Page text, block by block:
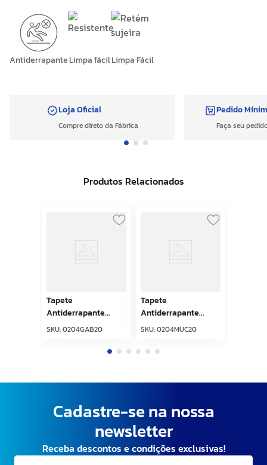
AntiderrapanteLimpa fácilLimpa Fácil
Loja Oficial
Compre direto da Fábrica
Pedido
Faça seu
Produtos Relacionados
Tapete
Antiderrapante
Tropical 43cm x
SKU:0204GAB20
Tapete
Antiderrapante
Tropical 43cm x
Kapazi
SKU:0204MUC20
Cadastre-se na nossa
newsletter
Receba descontos e condições exclusivas!